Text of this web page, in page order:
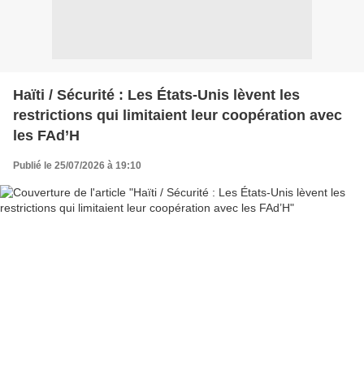
Haïti / Sécurité : Les États-Unis lèvent les
restrictions qui limitaient leur coopération avec
les FAd’H
Publié le 25/07/2026 à 19:10